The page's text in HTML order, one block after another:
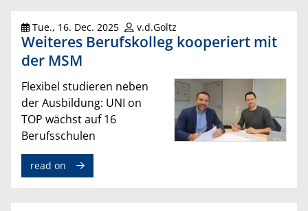
Tue., 16. Dec. 2025 v.d.Goltz
Weiteres Berufskolleg kooperiert mit
der MSM
Flexibel studieren neben
der Ausbildung: UNI on
TOP wächst auf 16
Berufsschulen
read on